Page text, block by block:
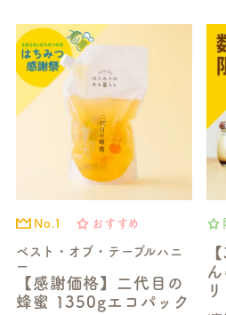
No.1 おすすめ
ベスト・オブ・テーブルハニ
ー
【感謝価格】二代目の
蜂蜜 1350gエコパック